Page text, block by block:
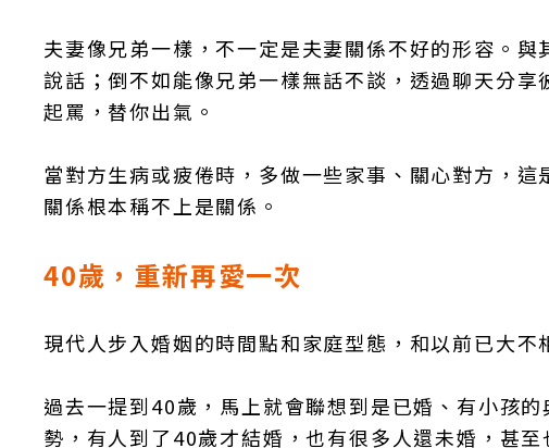
夫妻像兄弟一樣，不一定是夫妻關係不好的形容。
說話；倒不如能像兄弟一樣無話不談，透過聊天分
起罵，替你出氣。
當對方生病或疲倦時，多做一些家事、關心對方，
關係根本稱不上是關係。
40歲，重新再愛一次
現代人步入婚姻的時間點和家庭型態，和以前已大
過去一提到40歲，馬上就會聯想到是已婚、有小孩
勢，有人到了40歲才結婚，也有很多人還未婚，甚